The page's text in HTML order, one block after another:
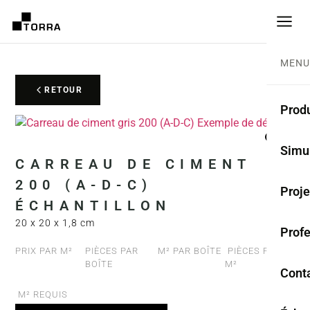
MENU
RETOUR
CARREAU DE CIMENT
200 (A-D-C)
ÉCHANTILLON
20 x 20 x 1,8 cm
PRIX PAR M²
PIÈCES PAR
BOÎTE
M² PAR BOÎTE
PIÈCES PAR
M²
M² REQUIS